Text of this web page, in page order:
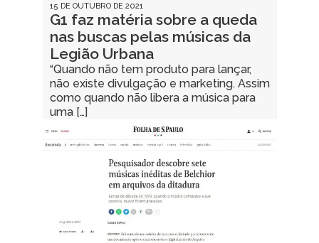
15 DE OUTUBRO DE 2021
G1 faz matéria sobre a queda
nas buscas pelas músicas da
Legião Urbana
“Quando não tem produto para lançar,
não existe divulgação e marketing. Assim
como quando não libera a música para
uma […]